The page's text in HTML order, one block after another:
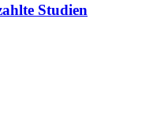
Studien